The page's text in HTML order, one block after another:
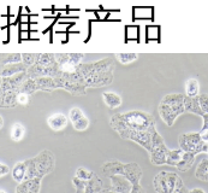
推荐产品